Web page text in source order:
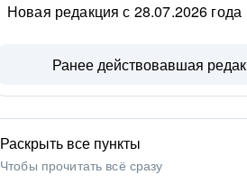
Новая редакция с 28.07.2026 года
Ранее действовавшая
Раскрыть все пункты
Чтобы прочитать всё сразу